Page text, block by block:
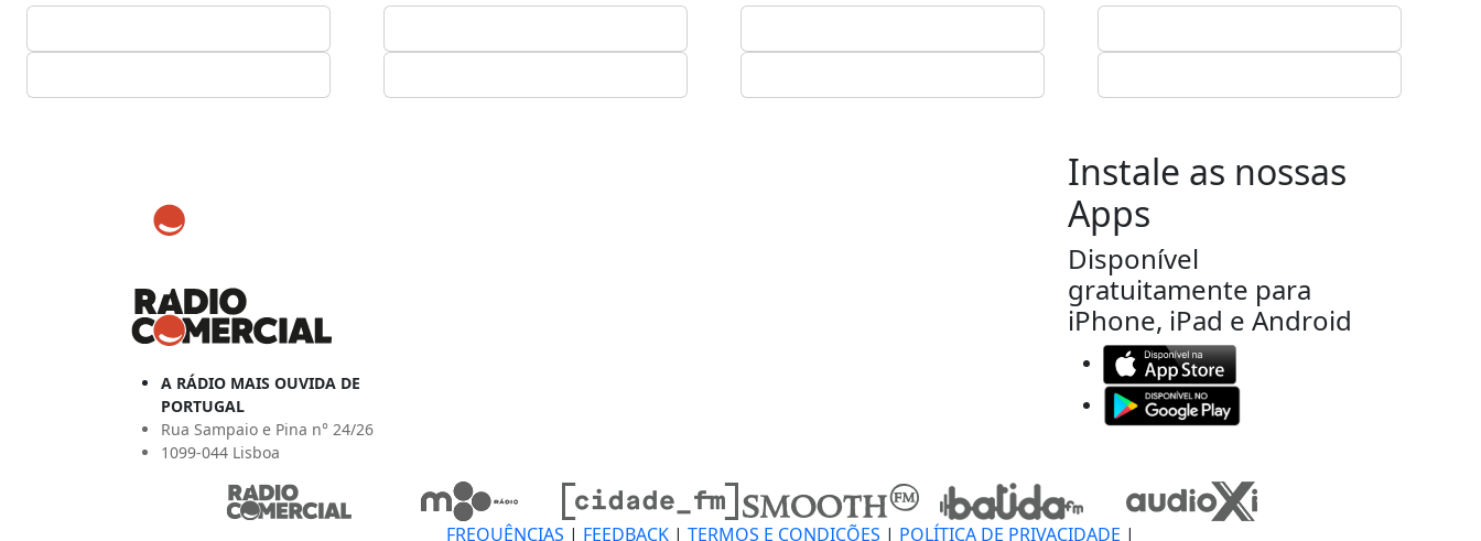
A RÁDIO MAIS OUVIDA DE
PORTUGAL
Rua Sampaio e Pina n° 24/26
1099-044 Lisboa
Instale as nossas
Apps
Disponível
gratuitamente para
iPhone, iPad e Android
FREQUÊNCIAS | FEEDBACK | TERMOS E CONDIÇÕES | POLÍTICA DE PRIVACIDADE |